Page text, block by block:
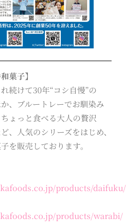
菓子】
続けて30年“コシ自慢”の
か、ブルートレーでお馴染み
ょっと食べる大人の贅沢
、人気のシリーズをはじめ、
を販売しております。
products/daifuku/
products/warabi/